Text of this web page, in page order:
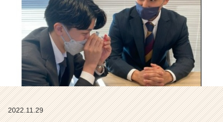
イ
ン】
|
ベ
ン
チ
ャ
ー・
2022.11.29